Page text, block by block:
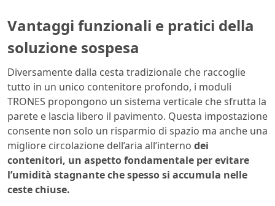
Vantaggi funzionali e pratici della
soluzione sospesa
Diversamente dalla cesta tradizionale che raccoglie
tutto in un unico contenitore profondo, i moduli
TRONES propongono un sistema verticale che sfrutta la
parete e lascia libero il pavimento. Questa impostazione
consente non solo un risparmio di spazio ma anche una
migliore circolazione dell’aria all’interno dei
contenitori, un aspetto fondamentale per evitare
l’umidità stagnante che spesso si accumula nelle
ceste chiuse.